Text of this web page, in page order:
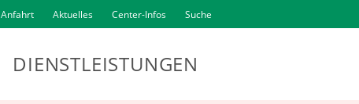
Anfahrt Aktuelles Center-Infos Suche
DIENSTLEISTUNGEN